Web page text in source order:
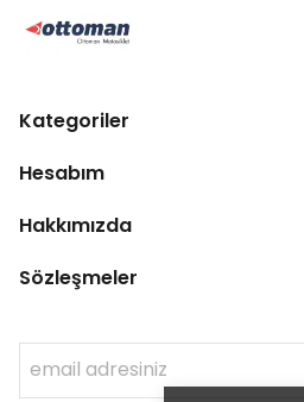
Kategoriler
Hesabım
Hakkımızda
Sözleşmeler